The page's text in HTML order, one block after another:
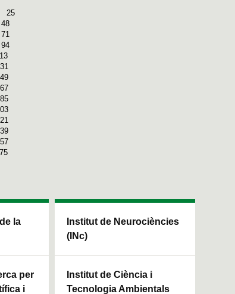
25
48
71
94
la
per
i
Institut de Neurociències
(INc)
Institut de Ciència i
Tecnologia Ambientals